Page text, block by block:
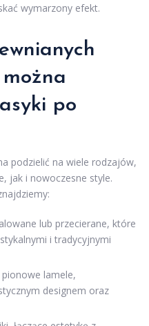
wymarzony efekt.
po
podzielić na wiele rodzajów,
jak i nowoczesne style.
lub przecierane, które
i tradycyjnymi
lamele,
designem oraz